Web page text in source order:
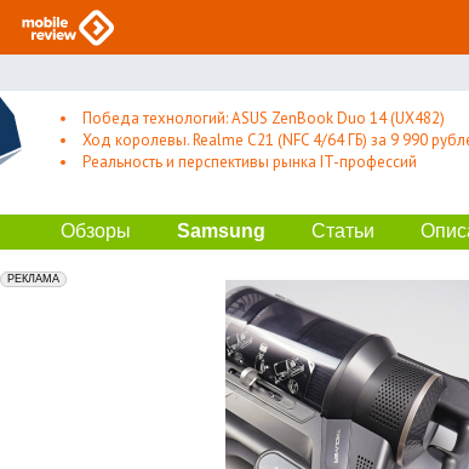
Победа технологий: ASUS ZenBook Duo 14 (UX482)
Ход королевы. Realme C21 (NFC 4/64 ГБ) за 9 990
Реальность и перспективы рынка IT-профессий
Обзоры Samsung Статьи
erid: 2VfnxxmNzs5
РЕКЛАМА